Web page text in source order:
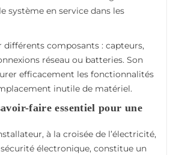
système en service dans les
composants : capteurs,
réseau ou batteries. Son
efficacement les fonctionnalités
inutile de matériel.
faire essentiel pour une
à la croisée de l’électricité,
sécurité électronique, constitue un